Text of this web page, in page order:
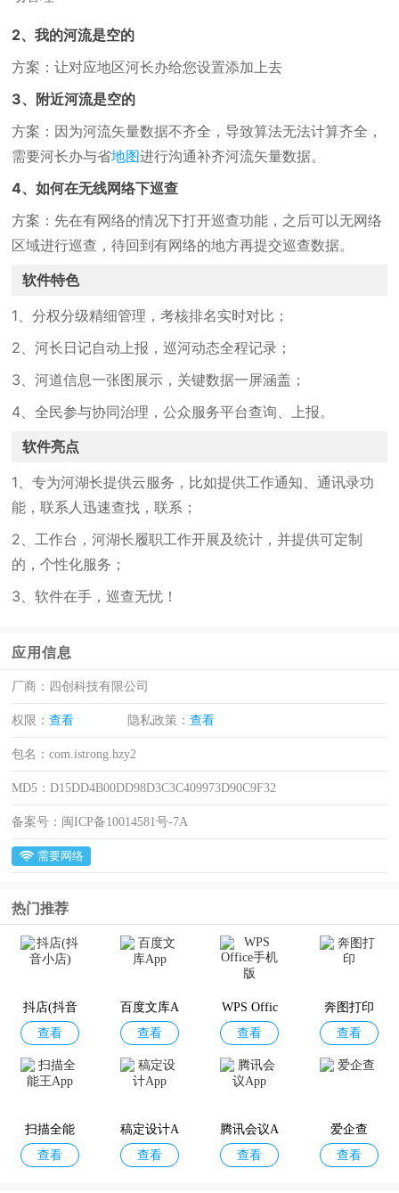
2、我的河流是空的
方案：让对应地区河长办给您设置添加上去
3、附近河流是空的
方案：因为河流矢量数据不齐全，导致算法无法计算齐全，
需要河长办与省地图进行沟通补齐河流矢量数据。
4、如何在无线网络下巡查
方案：先在有网络的情况下打开巡查功能，之后可以无网络
区域进行巡查，待回到有网络的地方再提交巡查数据。
软件特色
1、分权分级精细管理，考核排名实时对比；
2、河长日记自动上报，巡河动态全程记录；
3、河道信息一张图展示，关键数据一屏涵盖；
4、全民参与协同治理，公众服务平台查询、上报。
软件亮点
1、专为河湖长提供云服务，比如提供工作通知、通讯录功
能，联系人迅速查找，联系；
2、工作台，河湖长履职工作开展及统计，并提供可定制
的，个性化服务；
3、软件在手，巡查无忧！
应用信息
厂商： 四创科技有限公司
权限：查看 隐私政策：查看
包名：com.istrong.hzy2
MD5：D15DD4B00DD98D3C3C409973D90C9F32
备案号： 闽ICP备10014581号-7A
需要网络
热门推荐
抖店(抖音
小店)
查看
百度文库A
pp
查看
WPS Offic
e手机版
查看
奔图打印
查看
扫描全能
王App
查看
稿定设计A
pp
查看
腾讯会议A
pp
查看
爱企查
查看